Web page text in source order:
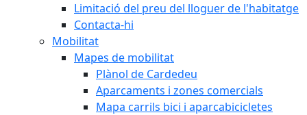
Limitació del preu del lloguer de l'habitatge
Contacta-hi
Mobilitat
Mapes de mobilitat
Plànol de Cardedeu
Aparcaments i zones comercials
Mapa carrils bici i aparcabicicletes